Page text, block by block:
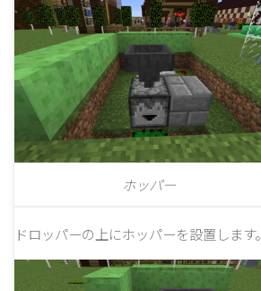
ホッパー
ドロッパーの上にホッパーを設置します。